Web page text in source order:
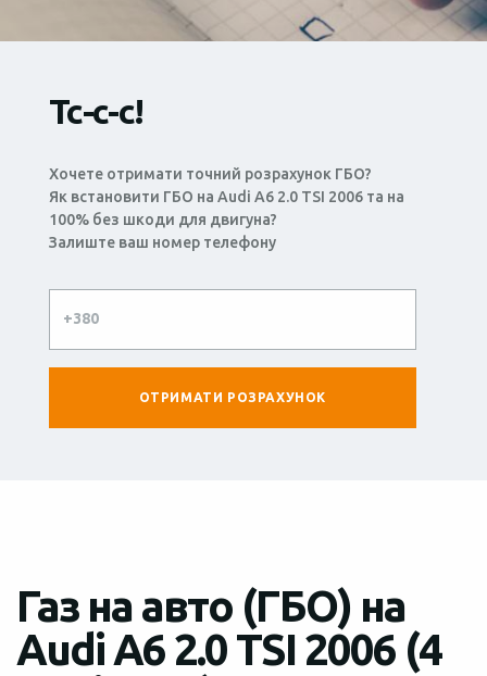
Тс-с-с!
Хочете отримати точний розрахунок ГБО?
Як встановити ГБО на Audi A6 2.0 TSI 2006 та на
100% без шкоди для двигуна?
Залиште ваш номер телефону
Газ на авто (ГБО) на
Audi A6 2.0 TSI 2006 (4